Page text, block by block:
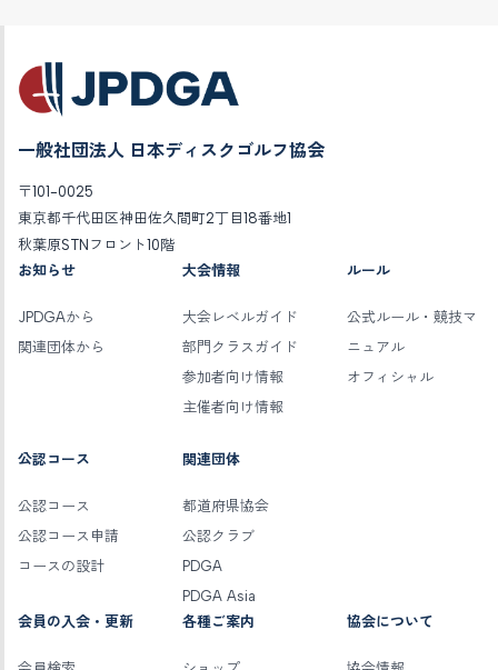
一般社団法人 日本ディスクゴルフ協会
〒101-0025
東京都千代田区神田佐久間町2丁目18番地1
秋葉原STNフロント10階
お知らせ
JPDGAから
関連団体から
大会情報
大会レベルガイド
部門クラスガイド
参加者向け情報
主催者向け情報
ルール
公式ルール・競技マ
ニュアル
オフィシャル
公認コース
公認コース
公認コース申請
コースの設計
関連団体
都道府県協会
公認クラブ
PDGA
PDGA Asia
会員の入会・更新
各種ご案内 協会について